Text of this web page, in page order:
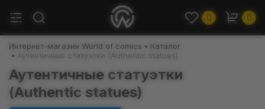
0 0
Интернет-магазин World of comics
Каталог
Аутентичные статуэтки (Authentic statues)
Аутентичные статуэтки
(Authentic statues)